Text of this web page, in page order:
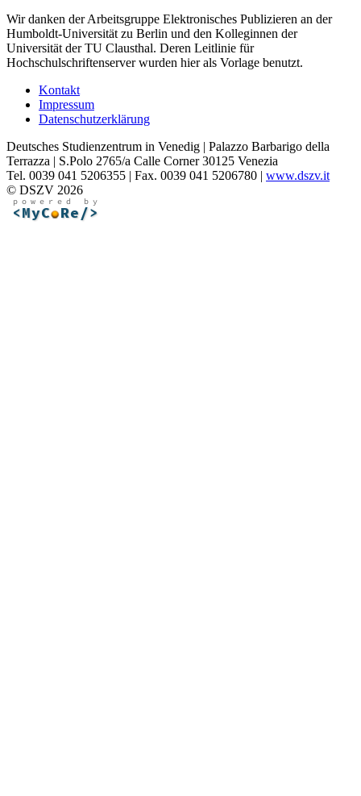
Wir danken der Arbeitsgruppe Elektronisches Publizieren an der
Humboldt-Universität zu Berlin und den Kolleginnen der
Universität der TU Clausthal. Deren Leitlinie für
Hochschulschriftenserver wurden hier als Vorlage benutzt.
Kontakt
Impressum
Datenschutzerklärung
Deutsches Studienzentrum in Venedig | Palazzo Barbarigo della
Terrazza | S.Polo 2765/a Calle Corner 30125 Venezia
Tel. 0039 041 5206355 | Fax. 0039 041 5206780 | www.dszv.it
© DSZV 2026